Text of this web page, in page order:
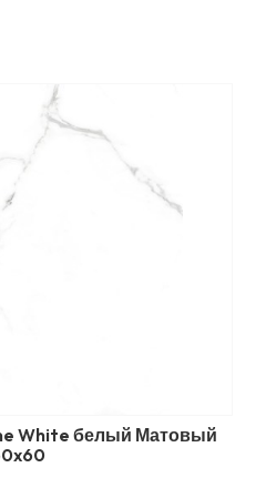
White белый Матовый